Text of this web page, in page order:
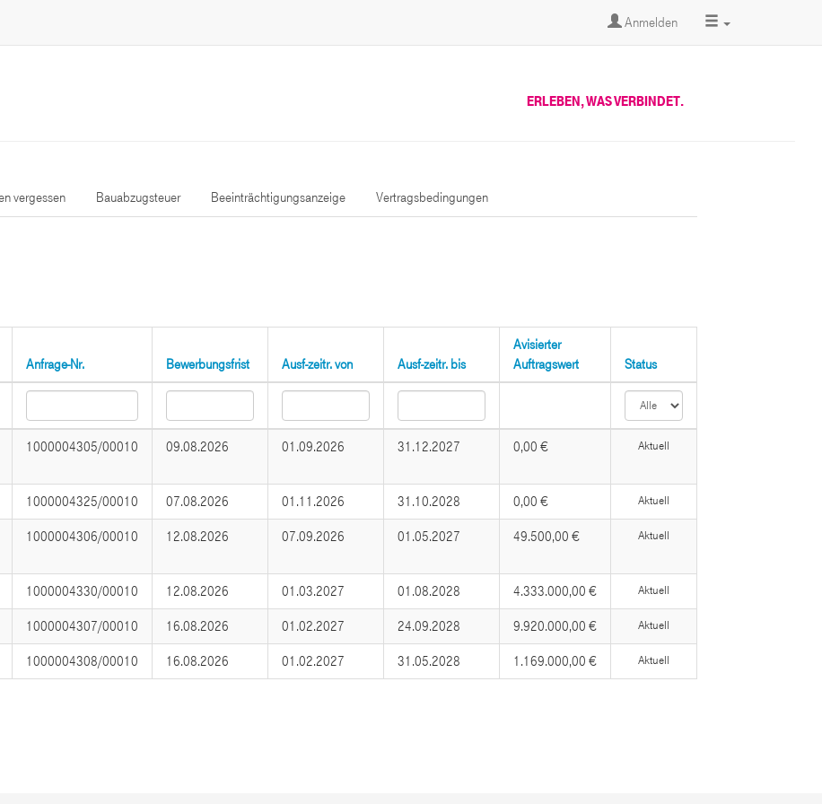
Anmelden
ERLEBEN, WAS VERBINDET.
vergessen Bauabzugsteuer Beeinträchtigungsanzeige Vertragsbedingungen
Anfrage-Nr. Bewerbungsfrist Ausf-zeitr. von Ausf-zeitr. bis
Avisierter
Auftragswert
Status
1000004305/00010 09.08.2026 01.09.2026 31.12.2027 0,00 € Aktuell
1000004325/00010 07.08.2026 01.11.2026 31.10.2028 0,00 € Aktuell
1000004306/00010 12.08.2026 07.09.2026 01.05.2027 49.500,00 € Aktuell
1000004330/00010 12.08.2026 01.03.2027 01.08.2028 4.333.000,00 € Aktuell
1000004307/00010 16.08.2026 01.02.2027 24.09.2028 9.920.000,00 € Aktuell
1000004308/00010 16.08.2026 01.02.2027 31.05.2028 1.169.000,00 € Aktuell